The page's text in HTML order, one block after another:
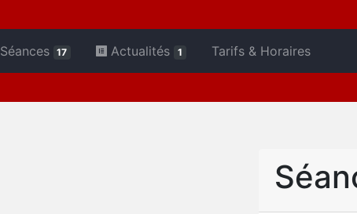
Séances 17 Actualités 1 Tarifs & Horaires